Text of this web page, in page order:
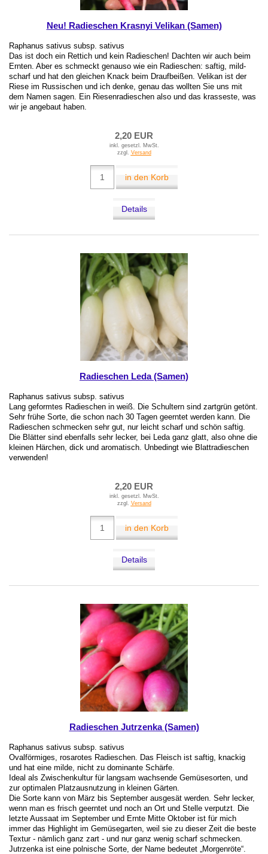
Neu! Radieschen Krasnyi Velikan (Samen)
Raphanus sativus subsp. sativus
Das ist doch ein Rettich und kein Radieschen! Dachten wir auch beim
Ernten. Aber es schmeckt genauso wie ein Radieschen: saftig, mild-
scharf und hat den gleichen Knack beim Draufbeißen. Velikan ist der
Riese im Russischen und ich denke, genau das wollten Sie uns mit
dem Namen sagen. Ein Riesenradieschen also und das krasseste, was
wir je angebaut haben.
2,20 EUR
inkl. gesetzl. MwSt.
zzgl. Versand
in den Korb
Details
Radieschen Leda (Samen)
Raphanus sativus subsp. sativus
Lang geformtes Radieschen in weiß. Die Schultern sind zartgrün getönt.
Sehr frühe Sorte, die schon nach 30 Tagen geerntet werden kann. Die
Radieschen schmecken sehr gut, nur leicht scharf und schön saftig.
Die Blätter sind ebenfalls sehr lecker, bei Leda ganz glatt, also ohne die
kleinen Härchen, dick und aromatisch. Unbedingt wie Blattradieschen
verwenden!
2,20 EUR
inkl. gesetzl. MwSt.
zzgl. Versand
in den Korb
Details
Radieschen Jutrzenka (Samen)
Raphanus sativus subsp. sativus
Ovalförmiges, rosarotes Radieschen. Das Fleisch ist saftig, knackig
und hat eine milde, nicht zu dominante Schärfe.
Ideal als Zwischenkultur für langsam wachsende Gemüsesorten, und
zur optimalen Platzausnutzung in kleinen Gärten.
Die Sorte kann von März bis September ausgesät werden. Sehr lecker,
wenn man es frisch geerntet und noch an Ort und Stelle verputzt. Die
letzte Aussaat im September und Ernte Mitte Oktober ist für mich
immer das Highlight im Gemüsegarten, weil sie zu dieser Zeit die beste
Textur - nämlich ganz zart - und nur ganz wenig scharf schmecken.
Jutrzenka ist eine polnische Sorte, der Name bedeutet „Morgenröte“.